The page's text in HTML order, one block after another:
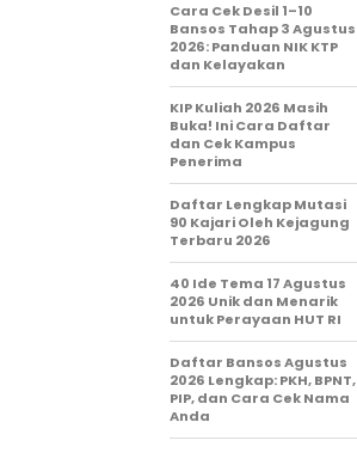
Cara Cek Desil 1–10
Bansos Tahap 3 Agustus
2026: Panduan NIK KTP
dan Kelayakan
KIP Kuliah 2026 Masih
Buka! Ini Cara Daftar
dan Cek Kampus
Penerima
Daftar Lengkap Mutasi
90 Kajari Oleh Kejagung
Terbaru 2026
40 Ide Tema 17 Agustus
2026 Unik dan Menarik
untuk Perayaan HUT RI
Daftar Bansos Agustus
2026 Lengkap: PKH, BPNT,
PIP, dan Cara Cek Nama
Anda